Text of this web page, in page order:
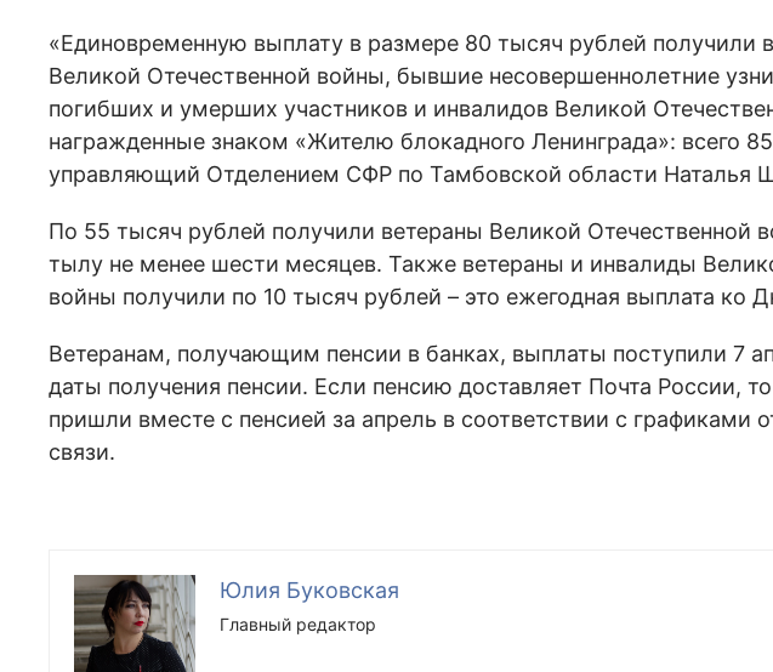
«Единовременную выплату в размере 80 тысяч рублей получили
Великой Отечественной войны, бывшие несовершеннолетние
погибших и умерших участников и инвалидов Великой
награжденные знаком «Жителю блокадного Ленинграда»: всего
управляющий Отделением СФР по Тамбовской области Наталья
По 55 тысяч рублей получили ветераны Великой Отечественной
тылу не менее шести месяцев. Также ветераны и инвалиды
войны получили по 10 тысяч рублей – это ежегодная выплата ко
Ветеранам, получающим пенсии в банках, выплаты поступили 7
даты получения пенсии. Если пенсию доставляет Почта России,
пришли вместе с пенсией за апрель в соответствии с графиками
связи.
Юлия Буковская
Главный редактор